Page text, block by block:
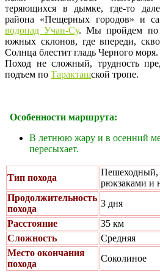
теряющихся в дымке, где-то
района «Пещерных городов» и
водопад Учан-Су. Мы пройдем по
южных склонов, где впереди,
Солнца блестит гладь Черного моря.
Поход не сложный, трудность
подъем по Таракташской тропе.
Особенности маршрута:
В летнюю жару и в осенний
пересыхает.
Тип похода
Пешеходный,
рюкзаками и
Продолжительность
похода
3 дня
Расстояние
35 км
Сложность
Средняя
Место окончания
похода
Соколиное